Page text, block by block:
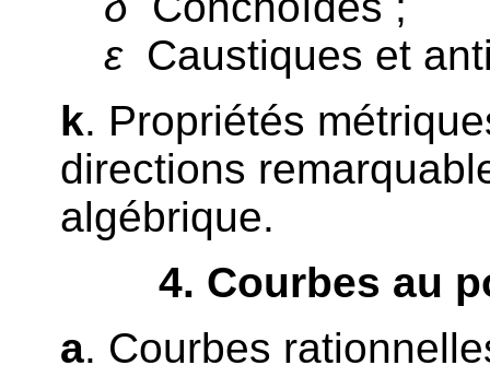
εCaustiques et
k. Propriétés
directions
algébrique.
4. Courbes au
a. Courbes